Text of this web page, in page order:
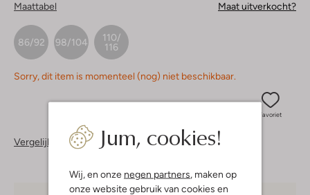
Jum, cookies!
Wij, en onze negen partners, maken op
onze website gebruik van cookies en
Maattabel Maat uitverkocht?
86/92 98/104
110/
116
Sorry, dit item is momenteel (nog) niet beschikbaar.
Favoriet
Vergelijkbare items